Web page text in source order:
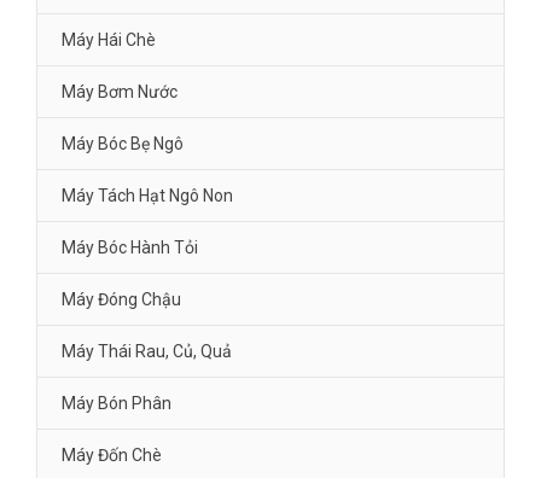
Máy Hái Chè
Máy Bơm Nước
Máy Bóc Bẹ Ngô
Máy Tách Hạt Ngô Non
Máy Bóc Hành Tỏi
Máy Đóng Chậu
Máy Thái Rau, Củ, Quả
Máy Bón Phân
Máy Đốn Chè